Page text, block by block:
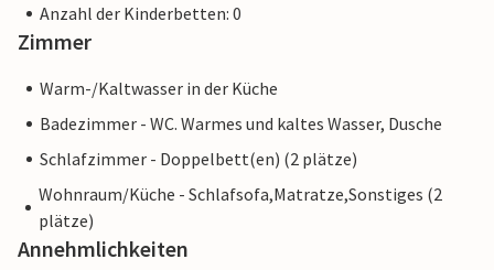
Anzahl der Kinderbetten: 0
Zimmer
Warm-/Kaltwasser in der Küche
Badezimmer - WC. Warmes und kaltes Wasser, Dusche
Schlafzimmer - Doppelbett(en) (2 plätze)
Wohnraum/Küche - Schlafsofa,Matratze,Sonstiges (2
plätze)
Annehmlichkeiten